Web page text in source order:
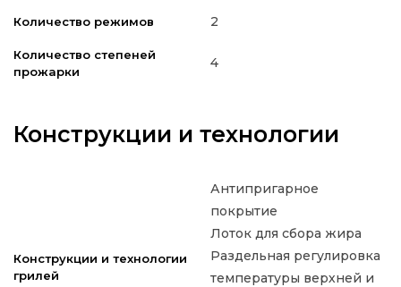
Количество режимов 2
Количество степеней
прожарки
4
Конструкции и технологии
Конструкции и технологии
грилей
Антипригарное
покрытие
Лоток для сбора жира
Раздельная регулировка
температуры верхней и